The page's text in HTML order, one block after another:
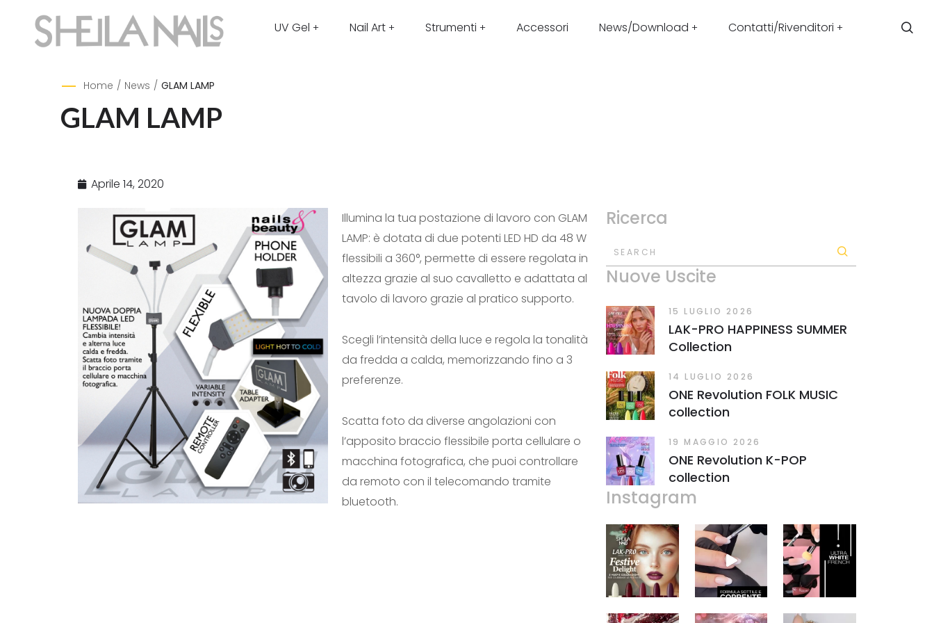
UV Gel Nail Art Strumenti Accessori News/Download Contatti/Rivenditori
Home / News / GLAM LAMP
GLAM LAMP
Aprile 14, 2020
Illumina la tua postazione di lavoro con GLAM
LAMP: è dotata di due potenti LED HD da 48 W
flessibili a 360°, permette di essere regolata in
altezza grazie al suo cavalletto e adattata al
tavolo di lavoro grazie al pratico supporto.
Scegli l’intensità della luce e regola la tonalità
da fredda a calda, memorizzando fino a 3
preferenze.
Scatta foto da diverse angolazioni con
l’apposito braccio flessibile porta cellulare o
macchina fotografica, che puoi controllare
da remoto con il telecomando tramite
bluetooth.
Ricerca
SEARCH
Nuove Uscite
15 LUGLIO 2026
LAK-PRO HAPPINESS SUMMER
Collection
14 LUGLIO 2026
ONE Revolution FOLK MUSIC
collection
19 MAGGIO 2026
ONE Revolution K-POP
collection
Instagram